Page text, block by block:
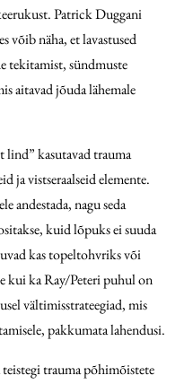
Patrick Duggani
võib näha, et lavastused
tekitamist, sündmuste
aitavad jõuda lähemale
kasutavad trauma
ja vistseraalseid elemente.
andestada, nagu seda
kuid lõpuks ei suuda
kas topeltohvriks või
kui ka Ray/Peteri puhul on
vältimisstrateegiad, mis
pakkumata lahendusi.
teistegi trauma põhimõistete